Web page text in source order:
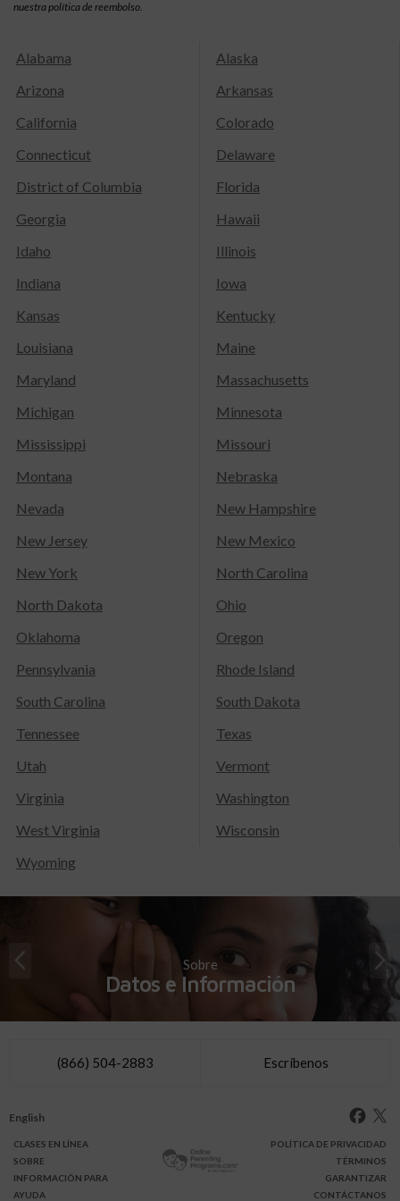
nuestra política de reembolso.
Alabama
Alaska
Arizona
Arkansas
California
Colorado
Connecticut
Delaware
District of Columbia
Florida
Georgia
Hawaii
Idaho
Illinois
Indiana
Iowa
Kansas
Kentucky
Louisiana
Maine
Maryland
Massachusetts
Michigan
Minnesota
Mississippi
Missouri
Montana
Nebraska
Nevada
New Hampshire
New Jersey
New Mexico
New York
North Carolina
North Dakota
Ohio
Oklahoma
Oregon
Pennsylvania
Rhode Island
South Carolina
South Dakota
Tennessee
Texas
Utah
Vermont
Virginia
Washington
West Virginia
Wisconsin
Wyoming
Sobre
Datos e Información
(866) 504-2883 Escríbenos
English
CLASES EN LÍNEA
SOBRE
INFORMACIÓN PARA
AYUDA
POLÍTICA DE PRIVACIDAD
TÉRMINOS
GARANTIZAR
CONTÁCTANOS